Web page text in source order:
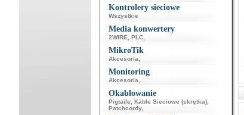
Kontrolery sieciowe
Wszystkie
Media konwertery
2WIRE PLC,
MikroTik
Akcesoria
Monitoring
Akcesoria
Okablowanie
Pigtaile Kable Sieciowe (skrętka),
Patchcordy,